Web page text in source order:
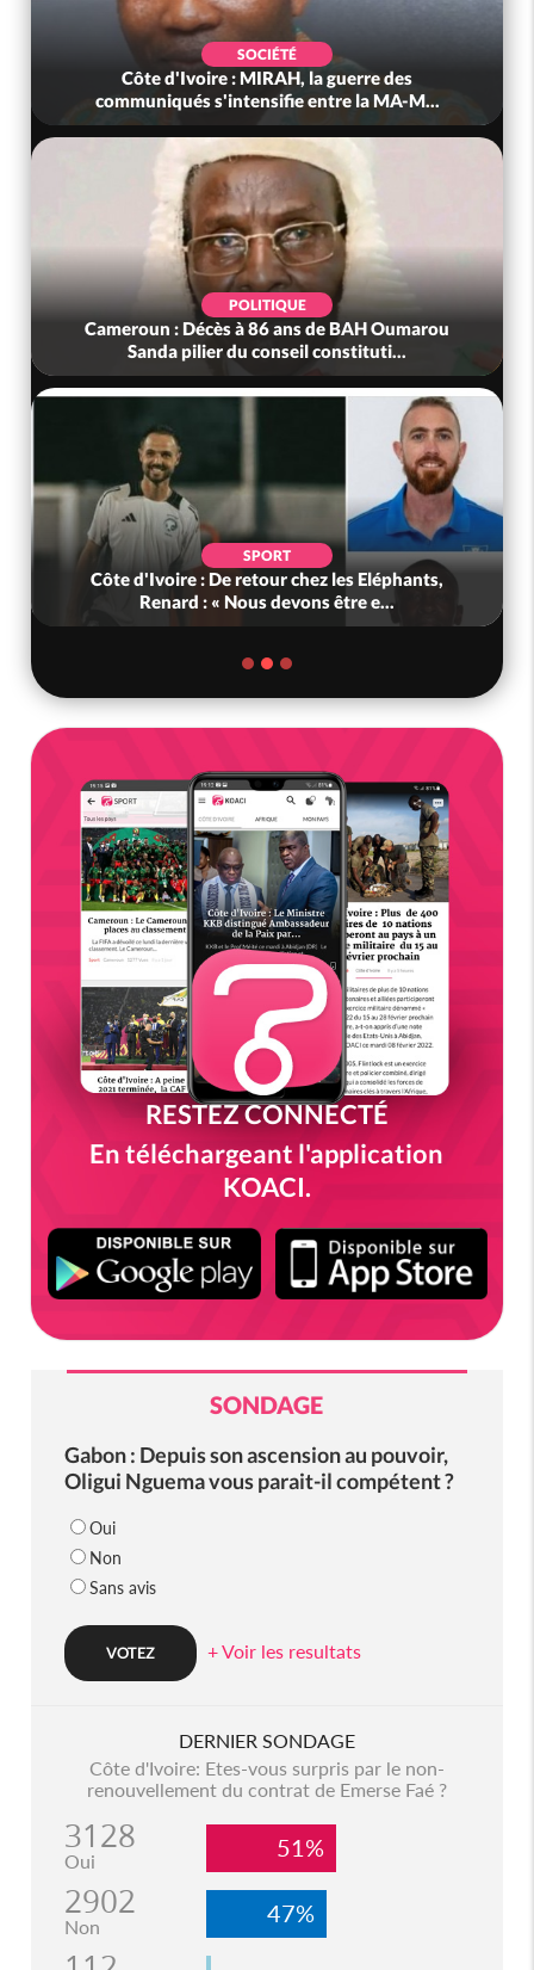
SOCIÉTÉ
Côte d'Ivoire : MIRAH, la guerre des
s'intensifie entre la MA-M...
POLITIQUE
: Décès à 86 ans de BAH Oumarou
Sanda pilier du conseil constituti...
SPORT
d'Ivoire : De retour chez les Eléphants,
Renard : « Nous devons être e...
Bénin :
Ghana :
RESTEZ CONNECTÉ
En téléchargeant l'application
KOACI.
SONDAGE
Gabon : Depuis son ascension au pouvoir,
Oligui Nguema vous parait-il compétent ?
Oui
Non
Sans avis
+ Voir les resultats
DERNIER SONDAGE
Côte d'Ivoire: Etes-vous surpris par le non-
renouvellement du contrat de Emerse Faé ?
3128
Oui 51%
2902
Non 47%